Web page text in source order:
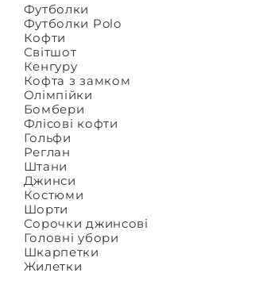
Футболки
Футболки Polo
Кофти
Світшот
Кенгуру
Кофта з замком
Олімпійки
Бомбери
Флісові кофти
Гольфи
Реглан
Штани
Джинси
Костюми
Шорти
Сорочки джинсові
Головні убори
Шкарпетки
Жилетки